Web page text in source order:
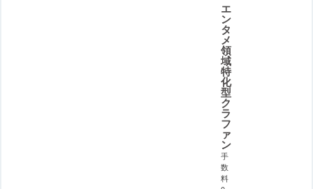
エ
ン
タ
メ
領
域
特
化
型
ク
ラ
フ
ァ
ン
手
数
料